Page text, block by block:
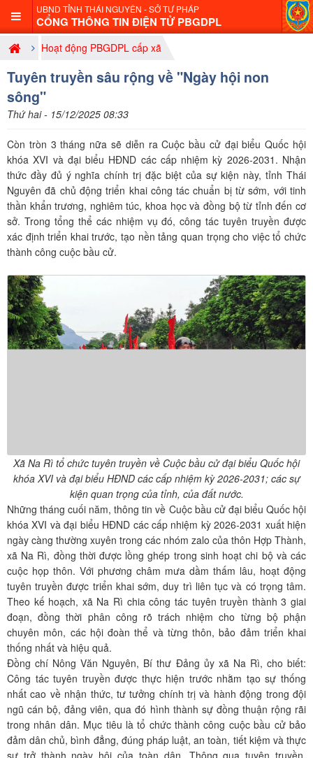
UBND TỈNH THÁI NGUYÊN - SỞ TƯ PHÁP
CỔNG THÔNG TIN ĐIỆN TỬ PBGDPL
Hoạt động PBGDPL cấp xã
Tuyên truyền sâu rộng về "Ngày hội non
sông"
Thứ hai - 15/12/2025 08:33
Còn tròn 3 tháng nữa sẽ diễn ra Cuộc bầu cử đại biểu Quốc hội
khóa XVI và đại biểu HĐND các cấp nhiệm kỳ 2026-2031. Nhận
thức đầy đủ ý nghĩa chính trị đặc biệt của sự kiện này, tỉnh Thái
Nguyên đã chủ động triển khai công tác chuẩn bị từ sớm, với tinh
thần khẩn trương, nghiêm túc, khoa học và đồng bộ từ tỉnh đến cơ
sở. Trong tổng thể các nhiệm vụ đó, công tác tuyên truyền được
xác định triển khai trước, tạo nền tảng quan trọng cho việc tổ chức
thành công cuộc bầu cử.
Xã Na Rì tổ chức tuyên truyền về Cuộc bầu cử đại biểu Quốc hội
khóa XVI và đại biểu HĐND các cấp nhiệm kỳ 2026-2031; các sự
kiện quan trọng của tỉnh, của đất nước.
Những tháng cuối năm, thông tin về Cuộc bầu cử đại biểu Quốc hội
khóa XVI và đại biểu HĐND các cấp nhiệm kỳ 2026-2031 xuất hiện
ngày càng thường xuyên trong các nhóm zalo của thôn Hợp Thành,
xã Na Rì, đồng thời được lồng ghép trong sinh hoạt chi bộ và các
cuộc họp thôn. Với phương châm mưa dầm thấm lâu, hoạt động
tuyên truyền được triển khai sớm, duy trì liên tục và có trọng tâm.
Theo kế hoạch, xã Na Rì chia công tác tuyên truyền thành 3 giai
đoạn, đồng thời phân công rõ trách nhiệm cho từng bộ phận
chuyên môn, các hội đoàn thể và từng thôn, bảo đảm triển khai
thống nhất và hiệu quả.
Đồng chí Nông Văn Nguyên, Bí thư Đảng ủy xã Na Rì, cho biết:
Công tác tuyên truyền được thực hiện trước nhằm tạo sự thống
nhất cao về nhận thức, tư tưởng chính trị và hành động trong đội
ngũ cán bộ, đảng viên, qua đó hình thành sự đồng thuận rộng rãi
trong nhân dân. Mục tiêu là tổ chức thành công cuộc bầu cử bảo
đảm dân chủ, bình đẳng, đúng pháp luật, an toàn, tiết kiệm và thực